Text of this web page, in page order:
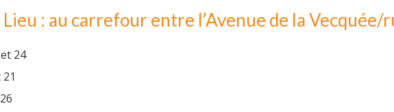
: au carrefour entre l’Avenue de la
24